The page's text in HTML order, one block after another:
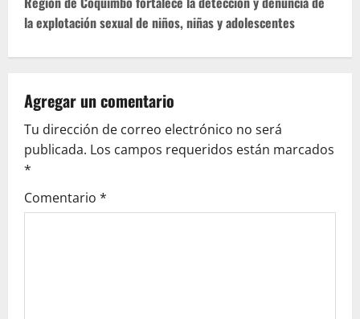
n
v
i
g
a
la explotación sexual de niños, niñas y adolescentes
Agregar un comentario
Tu dirección de correo electrónico no será
publicada. Los campos requeridos están marcados
*
Comentario *